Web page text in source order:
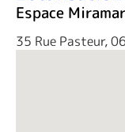
Espace Miramar
35 Rue Pasteur,